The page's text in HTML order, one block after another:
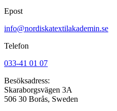
Epost
info@nordiskatextilakademin.se
Telefon
033-41 01 07
Besöksadress:
Skaraborgsvägen 3A
506 30 Borås, Sweden